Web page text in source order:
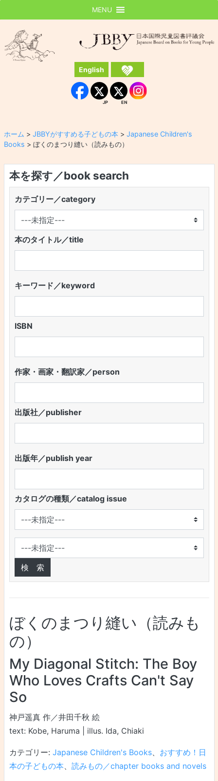
JBBY
English
Facebook
JP
JP
EN
EN Instagram
MENU
ホーム > JBBYがすすめる子どもの本 > Japanese Children's
Books > ぼくのまつり縫い（読みもの）
本を探す／book search
カテゴリー／category
本のタイトル／title
キーワード／keyword
ISBN
作家・画家・翻訳家／person
出版社／publisher
出版年／publish year
カタログの種類／catalog issue
ぼくのまつり縫い（読みも
の）
My Diagonal Stitch: The Boy
Who Loves Crafts Can't Say
So
神戸遥真 作／井田千秋 絵
text: Kobe, Haruma | illus. Ida, Chiaki
カテゴリー: Japanese Children's Books、 おすすめ！日
本の子どもの本、 読みもの／chapter books and novels